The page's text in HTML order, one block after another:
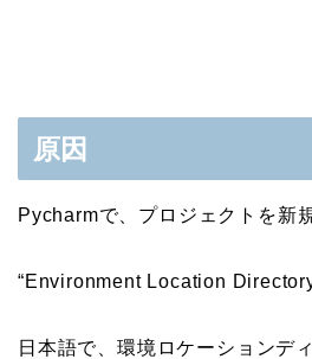
原因
Pycharmで、プロジェクトを新
“Environment Location
日本語で、環境ロケーションデ